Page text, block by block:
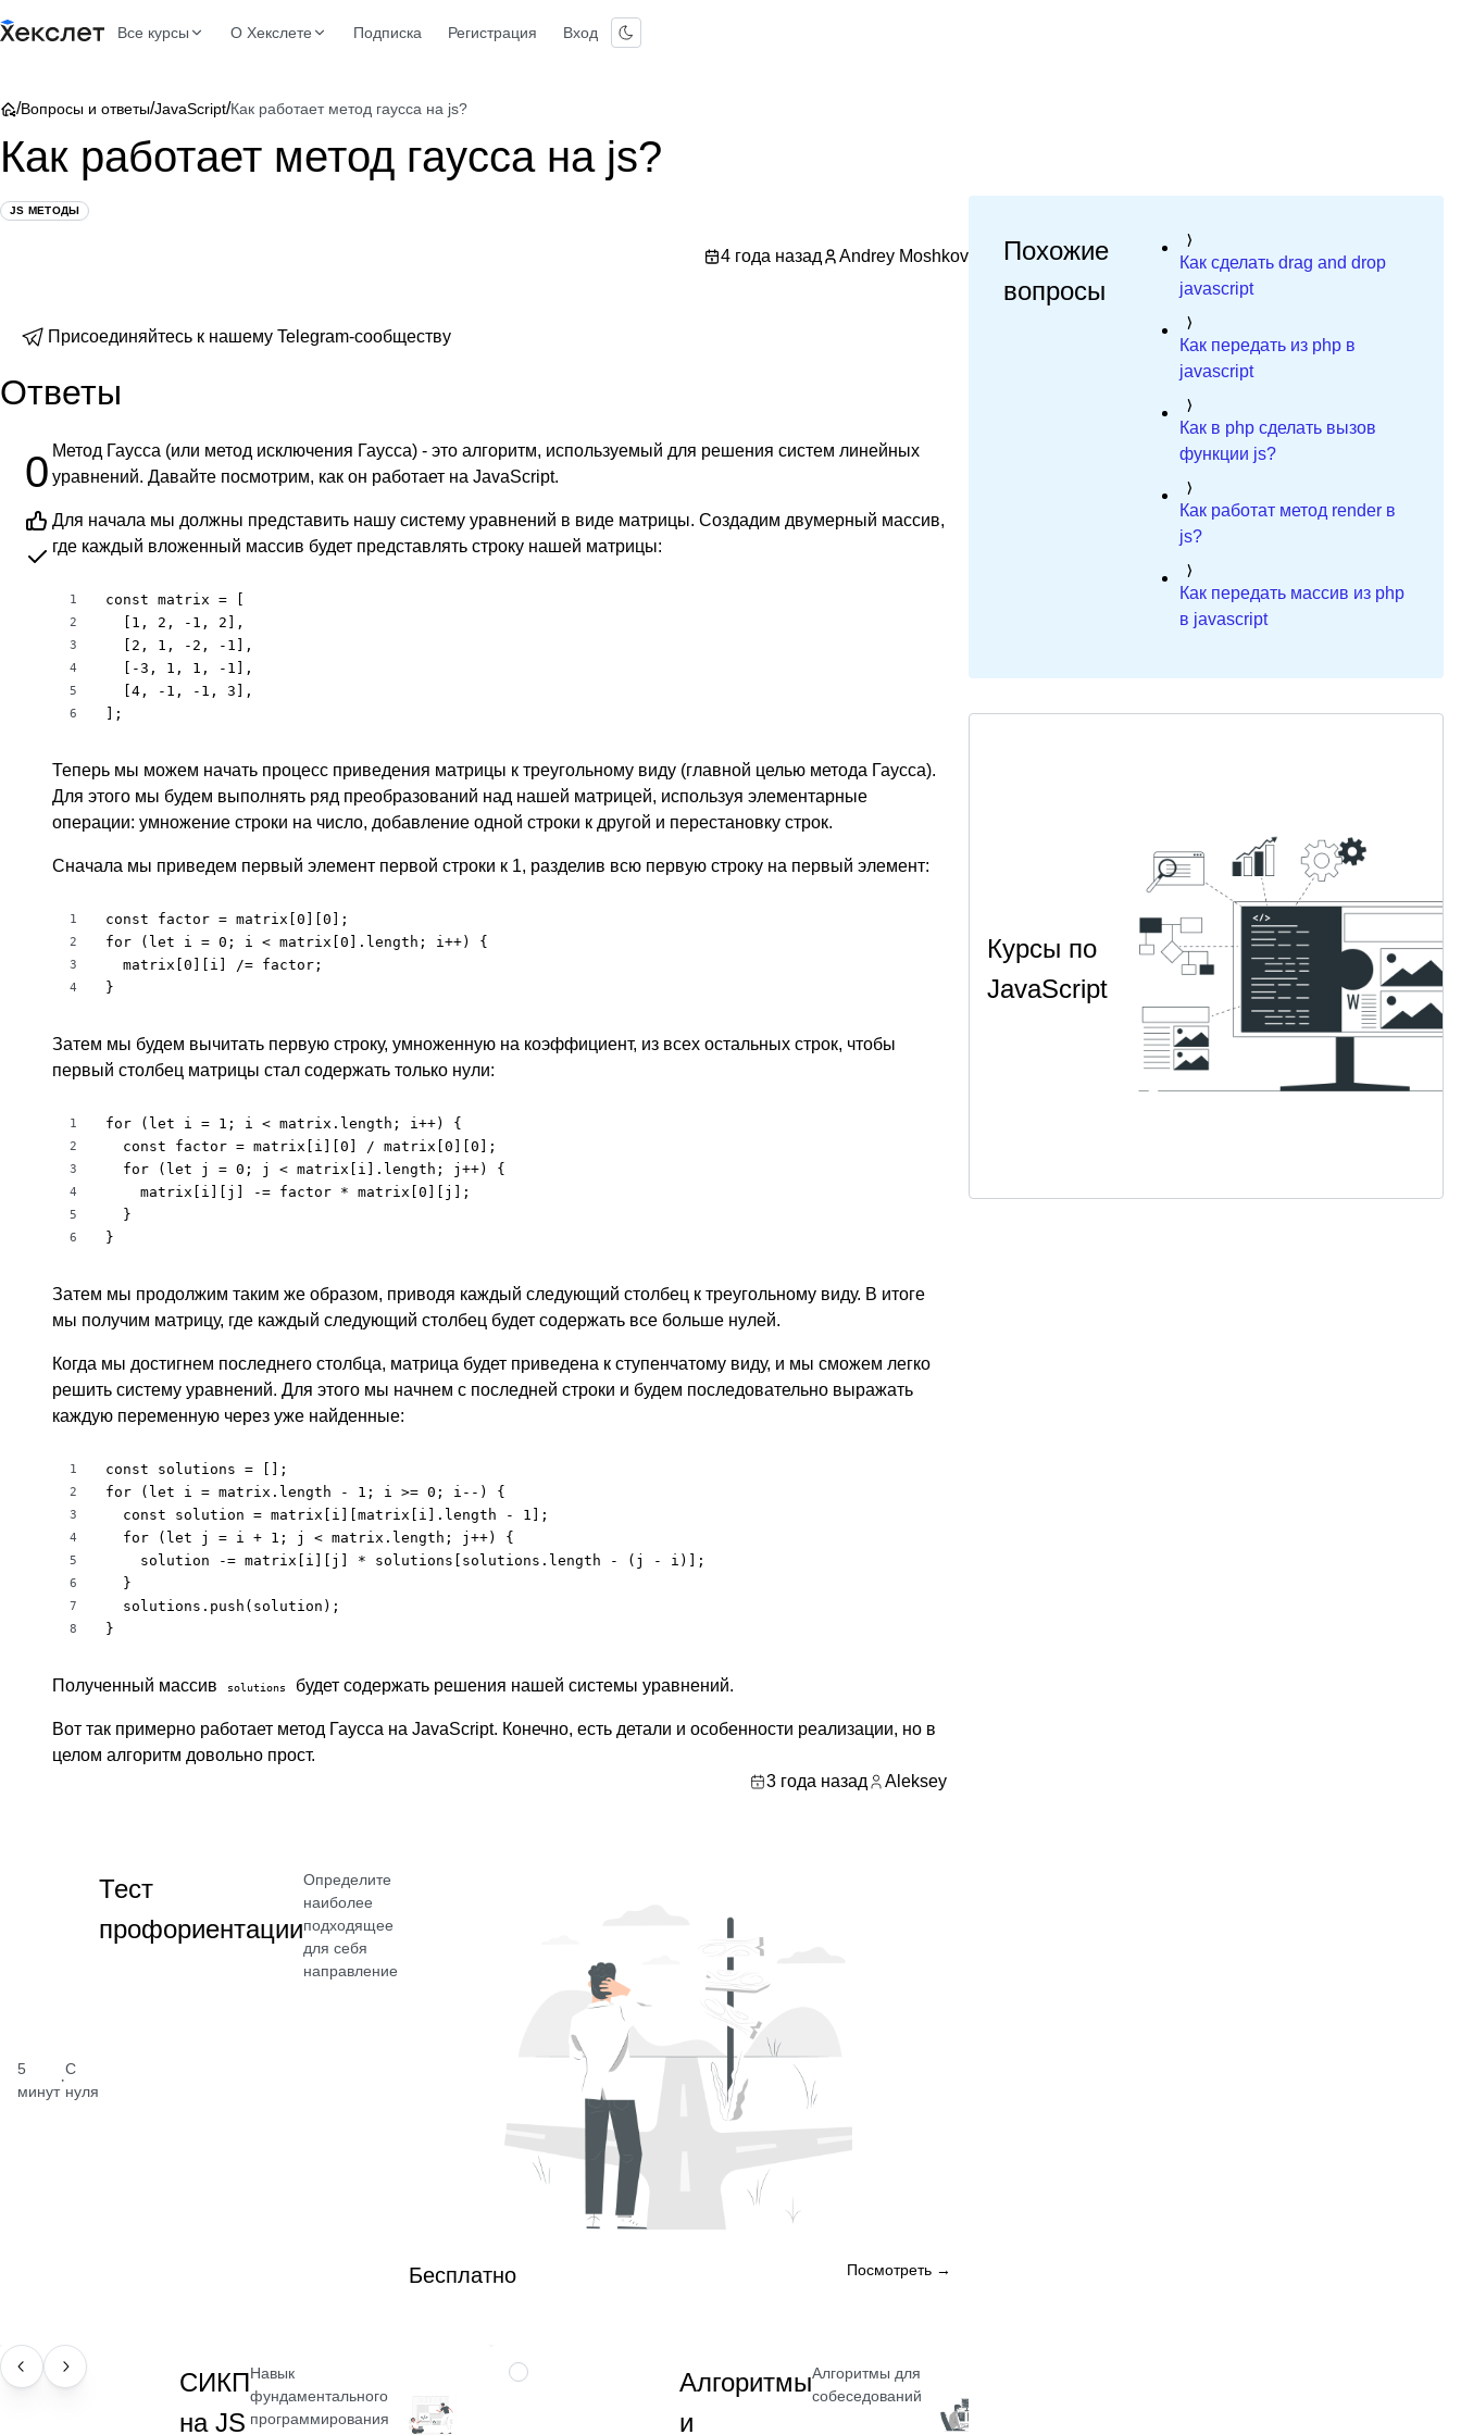
Все курсы О Хекслете Подписка Регистрация Вход
/Вопросы и ответы/JavaScript/Как работает метод гаусса на js?
Как работает метод гаусса на js?
JS МЕТОДЫ
4 года назад Andrey Moshkov
Присоединяйтесь к нашему Telegram-сообществу
Ответы
0 Метод Гаусса (или метод исключения Гаусса) - это алгоритм, используемый для решения систем линейных
уравнений. Давайте посмотрим, как он работает на JavaScript.
Для начала мы должны представить нашу систему уравнений в виде матрицы. Создадим двумерный массив,
где каждый вложенный массив будет представлять строку нашей матрицы:
1
2
3
4
5
6
const matrix = [
  [1, 2, -1, 2],
  [2, 1, -2, -1],
  [-3, 1, 1, -1],
  [4, -1, -1, 3],
];
Теперь мы можем начать процесс приведения матрицы к треугольному виду (главной целью метода Гаусса).
Для этого мы будем выполнять ряд преобразований над нашей матрицей, используя элементарные
операции: умножение строки на число, добавление одной строки к другой и перестановку строк.
Сначала мы приведем первый элемент первой строки к 1, разделив всю первую строку на первый элемент:
1
2
3
4
const factor = matrix[0][0];
for (let i = 0; i < matrix[0].length; i++) {
  matrix[0][i] /= factor;
}
Затем мы будем вычитать первую строку, умноженную на коэффициент, из всех остальных строк, чтобы
первый столбец матрицы стал содержать только нули:
1
2
3
4
5
6
for (let i = 1; i < matrix.length; i++) {
  const factor = matrix[i][0] / matrix[0][0];
  for (let j = 0; j < matrix[i].length; j++) {
    matrix[i][j] -= factor * matrix[0][j];
  }
}
Затем мы продолжим таким же образом, приводя каждый следующий столбец к треугольному виду. В итоге
мы получим матрицу, где каждый следующий столбец будет содержать все больше нулей.
Когда мы достигнем последнего столбца, матрица будет приведена к ступенчатому виду, и мы сможем легко
решить систему уравнений. Для этого мы начнем с последней строки и будем последовательно выражать
каждую переменную через уже найденные:
1
2
3
4
5
6
7
8
const solutions = [];
for (let i = matrix.length - 1; i >= 0; i--) {
  const solution = matrix[i][matrix[i].length - 1];
  for (let j = i + 1; j < matrix.length; j++) {
    solution -= matrix[i][j] * solutions[solutions.length - (j - i)];
  }
  solutions.push(solution);
}
Полученный массив solutions будет содержать решения нашей системы уравнений.
Вот так примерно работает метод Гаусса на JavaScript. Конечно, есть детали и особенности реализации, но в
целом алгоритм довольно прост.
3 года назад
Aleksey
5
минут
·
С
нуля
Тест
профориентации
Определите
наиболее
подходящее
для себя
направление
Бесплатно Посмотреть →
НАВЫК
СИКП
на JS
Навык
фундаментального
программирования
НАВЫК
Алгоритмы
и
Алгоритмы для
собеседований
Похожие
вопросы
Как сделать drag and drop
javascript
Как передать из php в
javascript
Как в php сделать вызов
функции js?
Как работат метод render в
js?
Как передать массив из php
в javascript
Курсы по
JavaScript